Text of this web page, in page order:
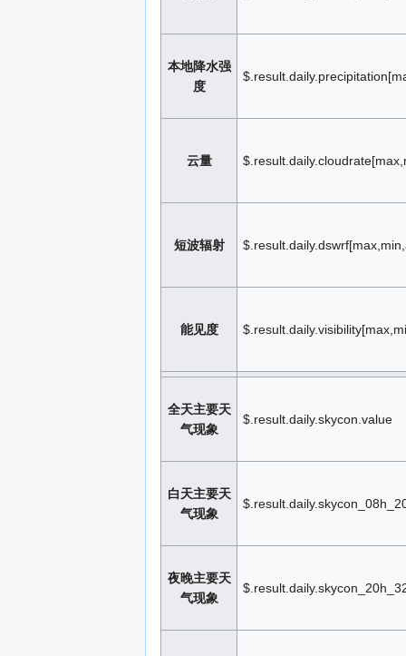
本地降水强
度
云量
短波辐射
能见度
全天主要天
气现象
$.result.daily.skycon.value
白天主要天
气现象
夜晚主要天
气现象